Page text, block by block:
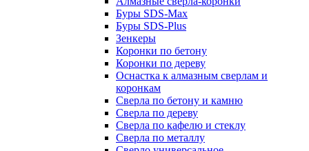
Буры SDS-Max
Буры SDS-Plus
Зенкеры
Коронки по бетону
Коронки по дереву
Оснастка к алмазным сверлам и
коронкам
Сверла по бетону и камню
Сверла по дереву
Сверла по кафелю и стеклу
Сверла по металлу